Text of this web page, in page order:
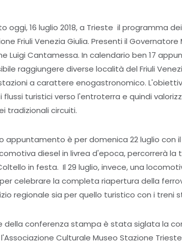
oggi, 16 luglio 2018, a Trieste il programma
Friuli Venezia Giulia. Presenti il
Luigi Cantamessa. In calendario ben 17
raggiungere diverse località del Friuli
a carattere enogastronomico.
flussi turistici verso l'entroterra e quindi
tradizionali circuiti.
appuntamento è per domenica 22 luglio con
diesel in livrea d'epoca, percorrerà
in festa. Il 29 luglio, invece, una
celebrare la completa riapertura della
regionale sia per quello turistico con i treni
della conferenza stampa è stata siglata la
Culturale Museo Stazione